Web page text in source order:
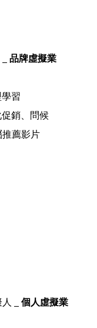
_ 品牌虛擬業
習
銷、問候
薦影片
人 _ 個人虛擬業